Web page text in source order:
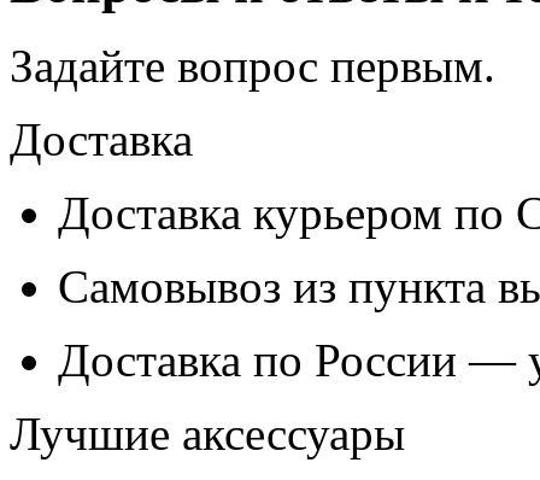
Задайте вопрос первым.
Доставка
Доставка курьером
Самовывоз из пункта
Доставка по России —
Лучшие аксессуары